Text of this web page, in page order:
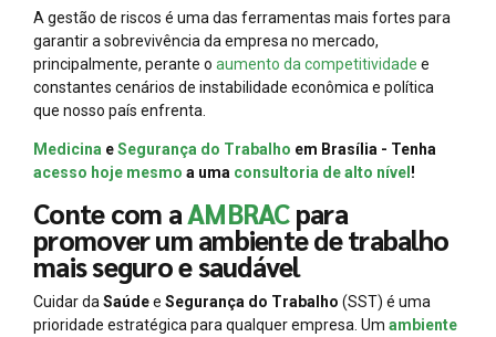
A gestão de riscos é uma das ferramentas mais fortes para
garantir a sobrevivência da empresa no mercado,
principalmente, perante o aumento da competitividade e
constantes cenários de instabilidade econômica e política
que nosso país enfrenta.
Medicina eSegurança do Trabalho em Brasília - Tenha
acesso hoje mesmo a uma consultoria de alto nível !
Conte com aAMBRACpara
promover um ambiente de trabalho
mais seguro e saudável
Cuidar da Saúdee Segurança do Trabalho (SST) é uma
prioridade estratégica para qualquer empresa. Um ambiente